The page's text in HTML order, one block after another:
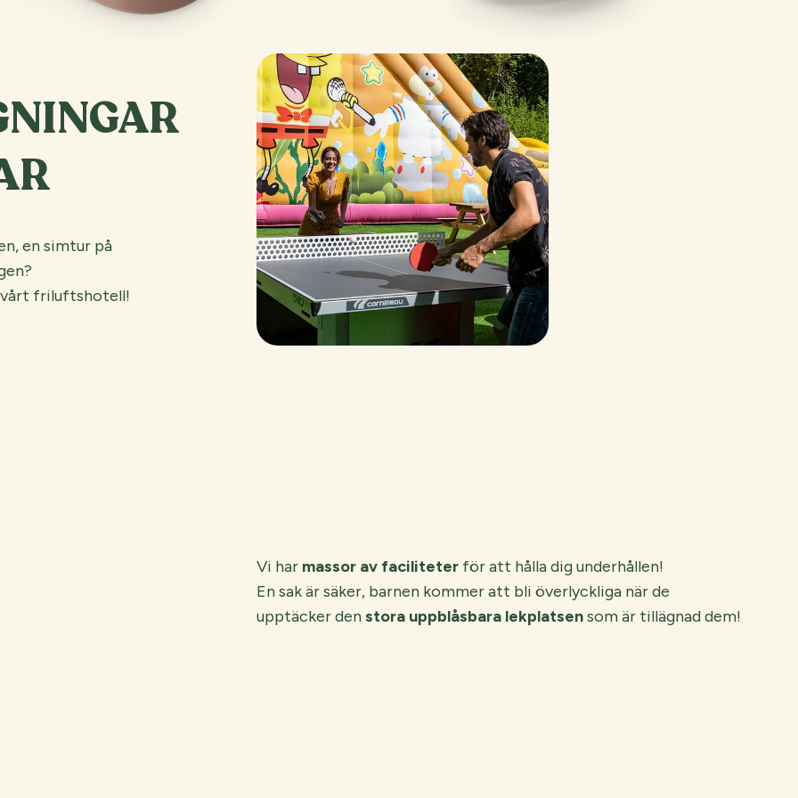
en simtur på
vårt friluftshotell!
Vi har massor av faciliteter för att hålla dig underhållen!
En sak är säker, barnen kommer att bli överlyckliga när de
upptäcker denstora uppblåsbara lekplatsensom är tillägnad dem!